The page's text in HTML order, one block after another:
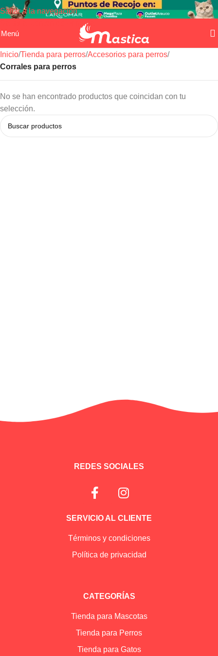
Saltar a la navegación
Saltar al contenido principal
Menú
Inicio/Tienda para perros/Accesorios para perros/
Corrales para perros
No se han encontrado productos que coincidan con tu
selección.
REDES SOCIALES
SERVICIO AL CLIENTE
Términos y condiciones
Política de privacidad
CATEGORÍAS
Tienda para Mascotas
Tienda para Perros
Tienda para Gatos